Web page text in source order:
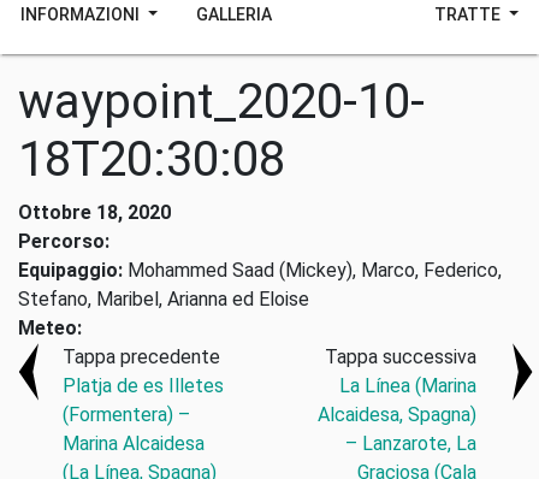
INFORMAZIONI GALLERIA TRATTE
waypoint_2020-10-
18T20:30:08
Ottobre 18, 2020
Percorso:
Equipaggio: Mohammed Saad (Mickey), Marco, Federico,
Stefano, Maribel, Arianna ed Eloise
Meteo:
Tappa precedente
Platja de es Illetes
(Formentera) –
Marina Alcaidesa
(La Línea, Spagna)
Tappa successiva
La Línea (Marina
Alcaidesa, Spagna)
– Lanzarote, La
Graciosa (Cala